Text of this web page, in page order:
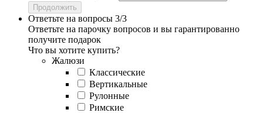
Продолжить
Ответьте на вопросы 3/3
Ответьте на парочку вопросов и вы гарантированно
получите подарок
Что вы хотите купить?
Жалюзи
Классические
Вертикальные
Рулонные
Римские